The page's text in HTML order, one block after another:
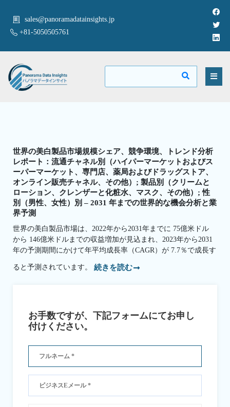
sales@panoramadatainsights.jp
+81-5050505761
世界の美白製品市場規模シェア、競争環境、トレンド分析
レポート：流通チャネル別（ハイパーマーケットおよびス
ーパーマーケット、専門店、薬局およびドラッグストア、
オンライン販売チャネル、その他）; 製品別（クリームと
ローション、クレンザーと化粧水、マスク、その他）; 性
別（男性、女性）別 – 2031 年までの世界的な機会分析と業
界予測
世界の美白製品市場は、2022年から2031年までに 75億米ドル
から 146億米ドルまでの収益増加が見込まれ、2023年から2031
年の予測期間にかけて年平均成長率（CAGR）が 7.7％で成長す
ると予測されています。 続きを読む
お手数ですが、下記フォームにてお申し
付けください。